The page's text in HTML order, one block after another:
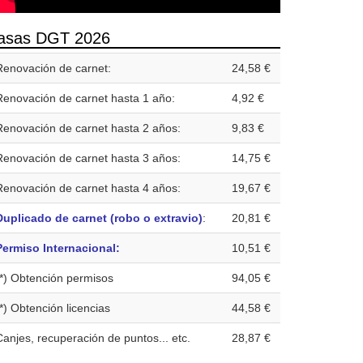
DGT 2026
de carnet: 24,58 €
de carnet hasta 1 año: 4,92 €
de carnet hasta 2 años: 9,83 €
de carnet hasta 3 años: 14,75 €
de carnet hasta 4 años: 19,67 €
de carnet (robo o extravio): 20,81 €
Internacional: 10,51 €
Obtención permisos 94,05 €
Obtención licencias 44,58 €
recuperación de puntos... etc. 28,87 €